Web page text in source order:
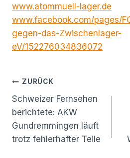
www.atommuell-lager.de
www.facebook.com/pages/
gegen-das-Zwischenlager-
eV/152276034836072
ZURÜCK
Schweizer Fernsehen
berichtete: AKW
Gundremmingen läuft
trotz fehlerhafter Teile